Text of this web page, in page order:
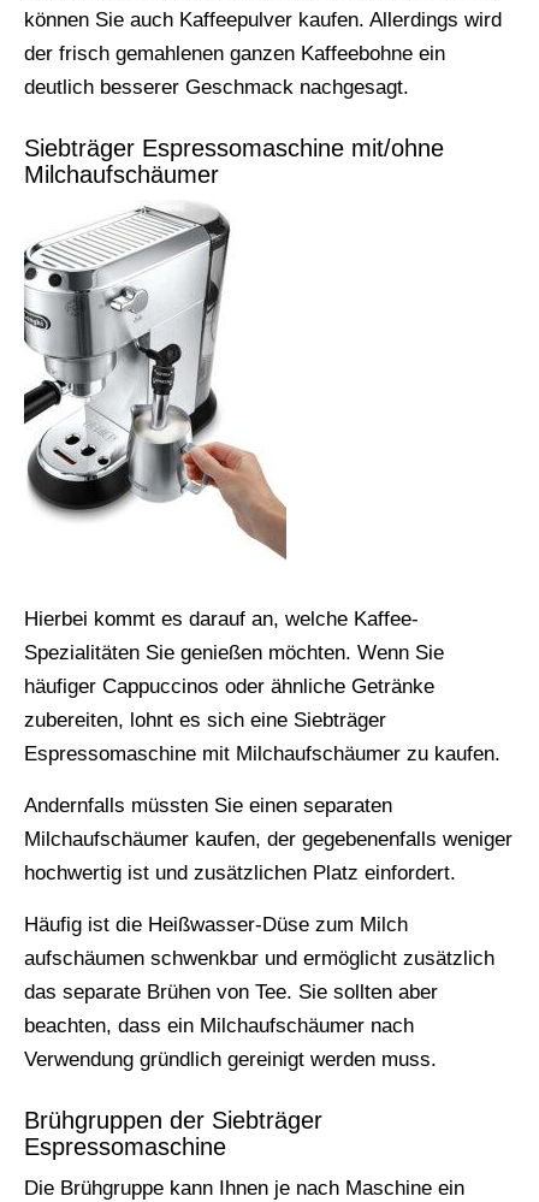
können Sie auch Kaffeepulver kaufen. Allerdings wird
der frisch gemahlenen ganzen Kaffeebohne ein
deutlich besserer Geschmack nachgesagt.
Siebträger Espressomaschine mit/ohne
Milchaufschäumer
Hierbei kommt es darauf an, welche Kaffee-
Spezialitäten Sie genießen möchten. Wenn Sie
häufiger Cappuccinos oder ähnliche Getränke
zubereiten, lohnt es sich eine Siebträger
Espressomaschine mit Milchaufschäumer zu kaufen.
Andernfalls müssten Sie einen separaten
Milchaufschäumer kaufen, der gegebenenfalls weniger
hochwertig ist und zusätzlichen Platz einfordert.
Häufig ist die Heißwasser-Düse zum Milch
aufschäumen schwenkbar und ermöglicht zusätzlich
das separate Brühen von Tee. Sie sollten aber
beachten, dass ein Milchaufschäumer nach
Verwendung gründlich gereinigt werden muss.
Brühgruppen der Siebträger
Espressomaschine
Die Brühgruppe kann Ihnen je nach Maschine ein